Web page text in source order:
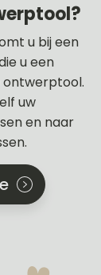
u bij een
u een
ontwerptool.
uw
en naar